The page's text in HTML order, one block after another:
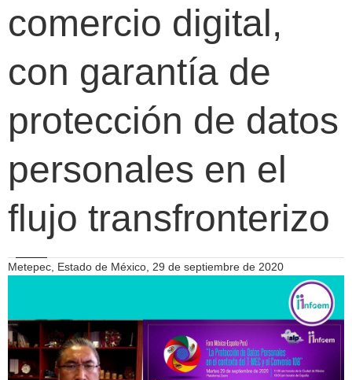
comercio digital,
con garantía de
protección de datos
personales en el
flujo transfronterizo
Metepec, Estado de México, 29 de septiembre de 2020